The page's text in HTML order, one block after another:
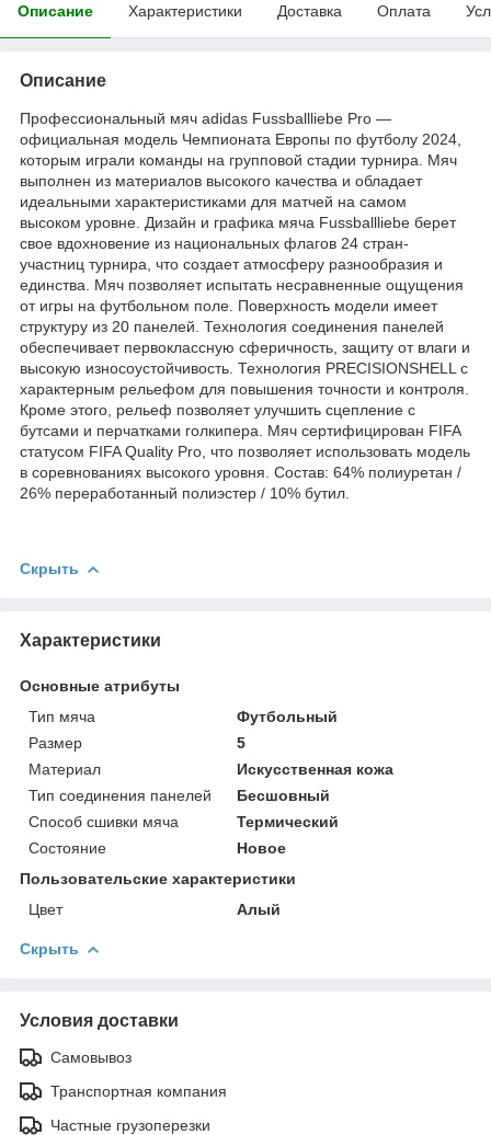
Описание Характеристики Доставка Оплата
Описание
Профессиональный мяч adidas Fussballliebe Pro —
официальная модель Чемпионата Европы по футболу 2024,
которым играли команды на групповой стадии турнира. Мяч
выполнен из материалов высокого качества и обладает
идеальными характеристиками для матчей на самом
высоком уровне. Дизайн и графика мяча Fussballliebe берет
свое вдохновение из национальных флагов 24 стран-
участниц турнира, что создает атмосферу разнообразия и
единства. Мяч позволяет испытать несравненные ощущения
от игры на футбольном поле. Поверхность модели имеет
структуру из 20 панелей. Технология соединения панелей
обеспечивает первоклассную сферичность, защиту от влаги и
высокую износоустойчивость. Технология PRECISIONSHELL с
характерным рельефом для повышения точности и контроля.
Кроме этого, рельеф позволяет улучшить сцепление с
бутсами и перчатками голкипера. Мяч сертифицирован FIFA
статусом FIFA Quality Pro, что позволяет использовать модель
в соревнованиях высокого уровня. Состав: 64% полиуретан /
26% переработанный полиэстер / 10% бутил.
Скрыть
Характеристики
Основные атрибуты
Тип мяча
Футбольный
Размер
5
Материал
Искусственная кожа
Тип соединения панелей
Бесшовный
Способ сшивки мяча
Термический
Состояние
Новое
Пользовательские характеристики
Цвет
Алый
Скрыть
Условия доставки
Самовывоз
Транспортная компания
Частные грузоперезки